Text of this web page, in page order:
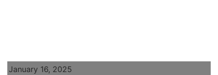
January 16, 2025